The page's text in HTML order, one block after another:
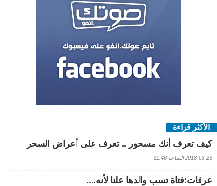
الأكثر قراءة
كيف تعرف أنك مسحور .. تعرف على أعراض السحر
2018-03-23 الساعة 21:46
عرفات:فتاة تسب والدها علنا لأنه....